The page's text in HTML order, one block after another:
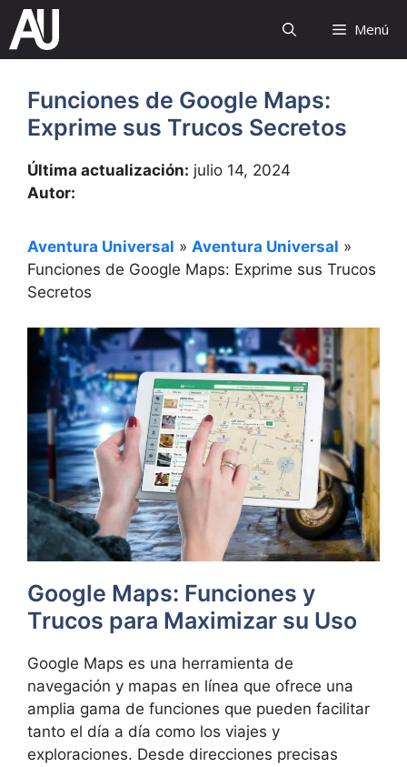
Saltar
contenido
Menú
Funciones de Google Maps:
Exprime sus Trucos Secretos
Última actualización: julio 14, 2024
Autor:
Aventura Universal » Aventura Universal »
Funciones de Google Maps: Exprime sus Trucos
Secretos
Google Maps: Funciones y
Trucos para Maximizar su Uso
Google Maps es una herramienta de
navegación y mapas en línea que ofrece una
amplia gama de funciones que pueden facilitar
tanto el día a día como los viajes y
exploraciones. Desde direcciones precisas